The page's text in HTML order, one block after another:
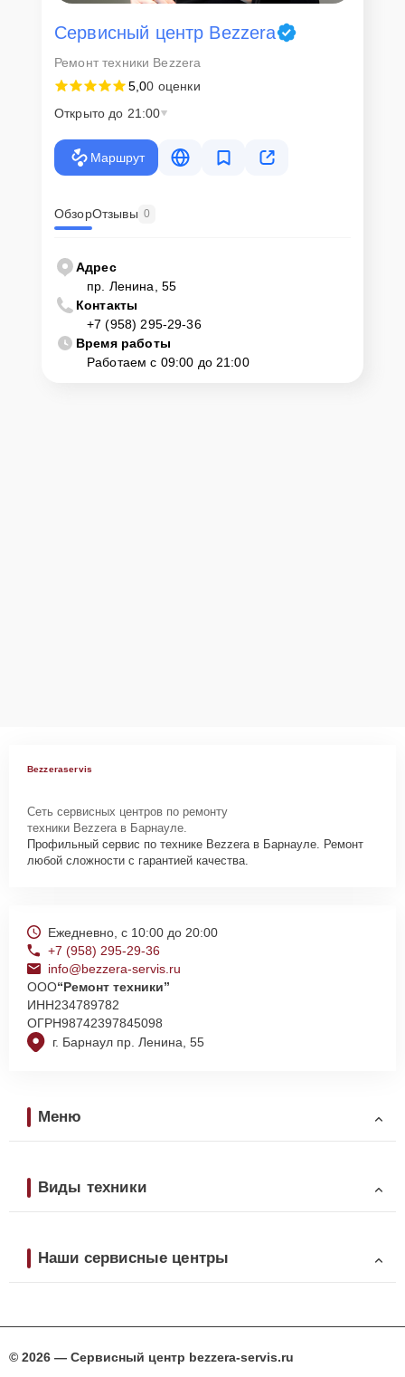
Сервисный центр Bezzera
Ремонт техники Bezzera
5,00 оценки
Открыто до 21:00
Маршрут
ОбзорОтзывы 0
Адрес
пр. Ленина, 55
Контакты
+7 (958) 295-29-36
Время работы
Работаем с 09:00 до 21:00
Bezzeraservis
Сеть сервисных центров по ремонту
техники Bezzera в Барнауле.
Профильный сервис по технике Bezzera в Барнауле. Ремонт
любой сложности с гарантией качества.
г. Барнаул пр. Ленина, 55
Ежедневно, с 10:00 до 20:00
+7 (958) 295-29-36
info@bezzera-servis.ru
ООО“Ремонт техники”
ИНН234789782
ОГРН98742397845098
Меню
Виды техники
Наши сервисные центры
© 2026 — Сервисный центр bezzera-servis.ru